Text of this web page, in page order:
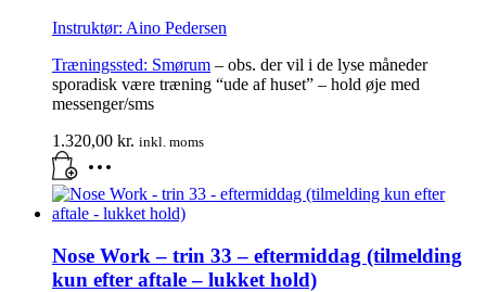
Instruktør: Aino Pedersen
Træningssted: Smørum – obs. der vil i de lyse måneder
sporadisk være træning “ude af huset” – hold øje med
messenger/sms
1.320,00 kr. inkl. moms
Nose Work – trin 33 – eftermiddag (tilmelding
kun efter aftale – lukket hold)